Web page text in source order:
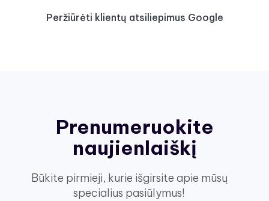
Peržiūrėti klientų atsiliepimus Google
Prenumeruokite
naujienlaiškį
Būkite pirmieji, kurie išgirsite apie mūsų
specialius pasiūlymus!